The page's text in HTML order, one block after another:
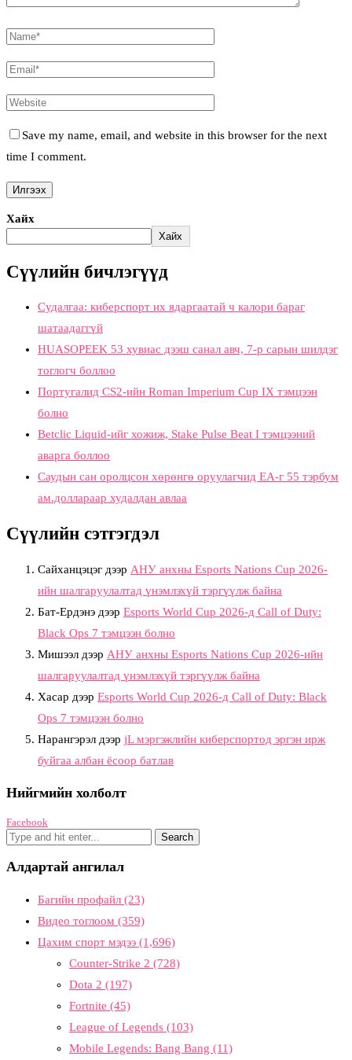
Save my name, email, and website in this browser for the next
time I comment.
Хайх
Хайх
Сүүлийн бичлэгүүд
Судалгаа: киберспорт их ядаргаатай ч калори бараг
шатаадаггүй
HUASOPEEK 53 хувиас дээш санал авч, 7-р сарын шилдэг
тоглогч боллоо
Португалид CS2-ийн Roman Imperium Cup IX тэмцээн
болно
Betclic Liquid-ийг хожиж, Stake Pulse Beat I тэмцээний
аварга боллоо
Саудын сан оролцсон хөрөнгө оруулагчид EA-г 55 тэрбум
ам.доллараар худалдан авлаа
Сүүлийн сэтгэгдэл
Сайханцэцэг дээр АНУ анхны Esports Nations Cup 2026-
ийн шалгаруулалтад үнэмлэхүй тэргүүлж байна
Бат-Ердэнэ дээр Esports World Cup 2026-д Call of Duty:
Black Ops 7 тэмцээн болно
Мишээл дээр АНУ анхны Esports Nations Cup 2026-ийн
шалгаруулалтад үнэмлэхүй тэргүүлж байна
Хасар дээр Esports World Cup 2026-д Call of Duty: Black
Ops 7 тэмцээн болно
Нарангэрэл дээр jL мэргэжлийн киберспортод эргэн ирж
буйгаа албан ёсоор батлав
Нийгмийн холболт
Facebook
Алдартай ангилал
Багийн профайл (23)
Видео тоглоом (359)
Цахим спорт мэдээ (1,696)
Counter-Strike 2 (728)
Dota 2 (197)
Fortnite (45)
League of Legends (103)
Mobile Legends: Bang Bang (11)